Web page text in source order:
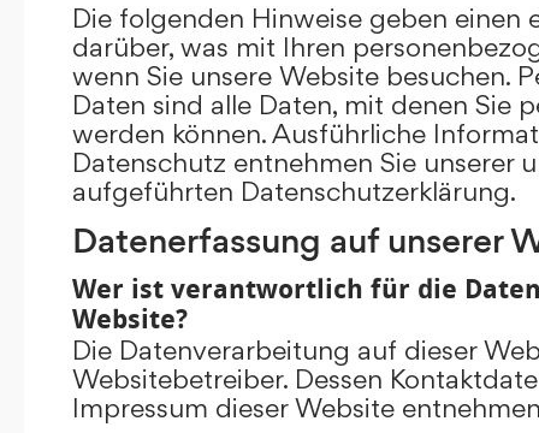
Die folgenden Hinweise geben einen
darüber, was mit Ihren
wenn Sie unsere Website besuchen.
Daten sind alle Daten, mit denen Sie
werden können. Ausführliche
Datenschutz entnehmen Sie unserer
aufgeführten Datenschutzerklärung.
Datenerfassung auf unserer
Wer ist verantwortlich für die
Website?
Die Datenverarbeitung auf dieser
Websitebetreiber. Dessen
Impressum dieser Website